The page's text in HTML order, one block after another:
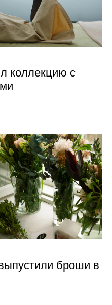
коллекцию с
броши в